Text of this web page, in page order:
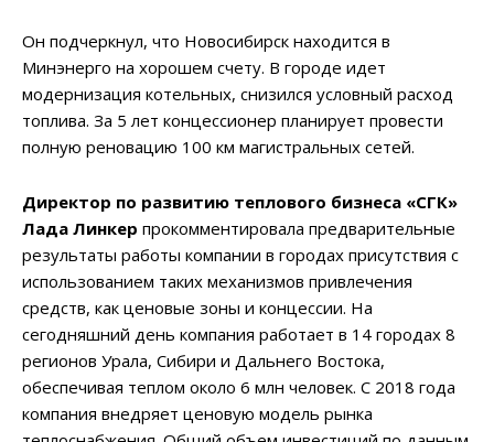
Он подчеркнул, что Новосибирск находится в
Минэнерго на хорошем счету. В городе идет
модернизация котельных, снизился условный расход
топлива. За 5 лет концессионер планирует провести
полную реновацию 100 км магистральных сетей.
Директор по развитию теплового бизнеса «СГК»
Лада Линкер прокомментировала предварительные
результаты работы компании в городах присутствия с
использованием таких механизмов привлечения
средств, как ценовые зоны и концессии. На
сегодняшний день компания работает в 14 городах 8
регионов Урала, Сибири и Дальнего Востока,
обеспечивая теплом около 6 млн человек. С 2018 года
компания внедряет ценовую модель рынка